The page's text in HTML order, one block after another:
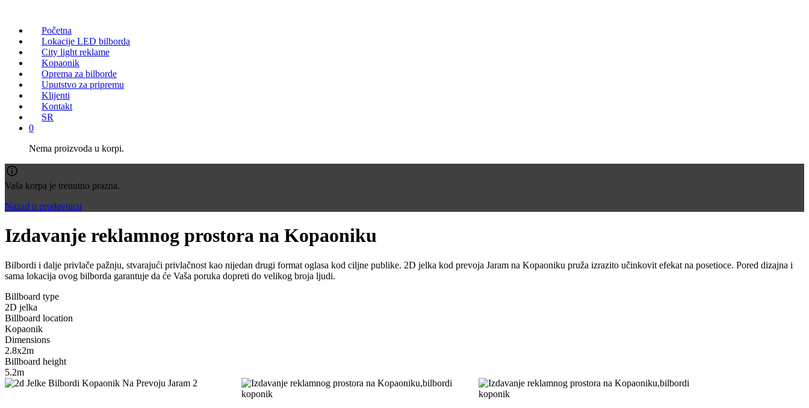
Početna
Lokacije LED bilborda
City light reklame
Kopaonik
Oprema za bilborde
Uputstvo za pripremu
Klijenti
Kontakt
SR
0
Nema proizvoda u korpi.
Vaša korpa je trenutno prazna.
Nazad u prodavnicu
Izdavanje reklamnog prostora na Kopaoniku
Bilbordi i dalje privlače pažnju, stvarajući privlačnost kao nijedan drugi format oglasa kod ciljne publike. 2D jelka kod prevoja Jaram na Kopaoniku pruža izrazito učinkovit efekat na posetioce. Pored dizajna i
sama lokacija ovog bilborda garantuje da će Vaša poruka dopreti do velikog broja ljudi.
Billboard type
2D jelka
Billboard location
Kopaonik
Dimensions
2.8x2m
Billboard height
5.2m